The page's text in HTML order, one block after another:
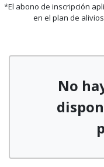
*El abono de inscripción
en el plan de
No